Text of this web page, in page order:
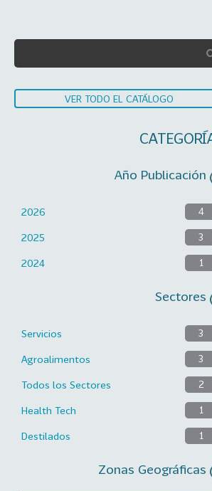
VER TODO EL CATÁLOGO
Año Publicación
2026 4
2025 3
2024 1
Sectores
Servicios 3
Agroalimentos 3
Todos los Sectores 2
Health Tech 1
Destilados 1
Zonas Geográficas